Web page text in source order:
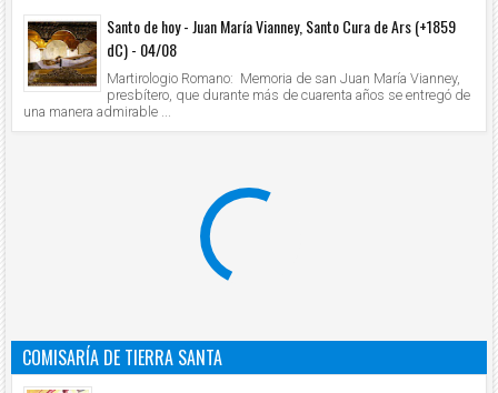
Santo de hoy - Juan María Vianney, Santo Cura de Ars (+1859
dC) - 04/08
Martirologio Romano: Memoria de san Juan María Vianney,
presbítero, que durante más de cuarenta años se entregó de
una manera admirable ...
COMISARÍA DE TIERRA SANTA